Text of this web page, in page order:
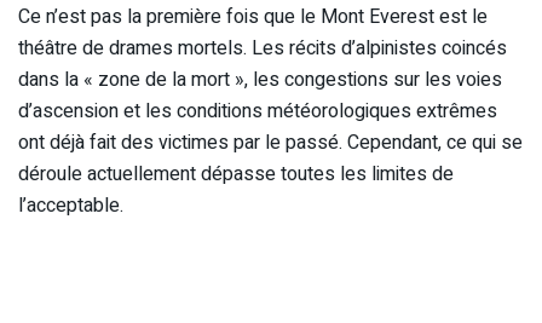
Ce n’est pas la première fois que le Mont Everest est le
théâtre de drames mortels. Les récits d’alpinistes coincés
dans la « zone de la mort », les congestions sur les voies
d’ascension et les conditions météorologiques extrêmes
ont déjà fait des victimes par le passé. Cependant, ce qui se
déroule actuellement dépasse toutes les limites de
l’acceptable.